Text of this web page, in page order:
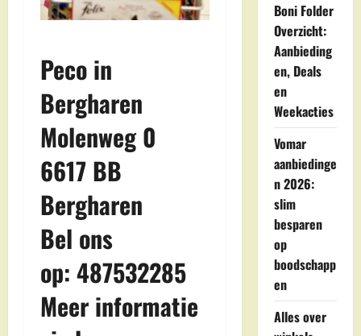
Peco in
Bergharen
Molenweg 0
6617 BB
Bergharen
Bel ons
op: 487532285
Meer informatie
Boni Folder
Overzicht:
Aanbieding
en, Deals
en
Weekacties
Vomar
aanbiedinge
n 2026:
slim
besparen
op
boodschapp
en
Alles over